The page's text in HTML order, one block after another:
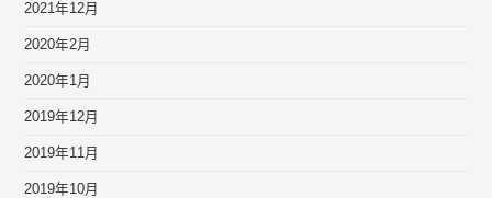
2021年12月
2020年2月
2020年1月
2019年12月
2019年11月
2019年10月